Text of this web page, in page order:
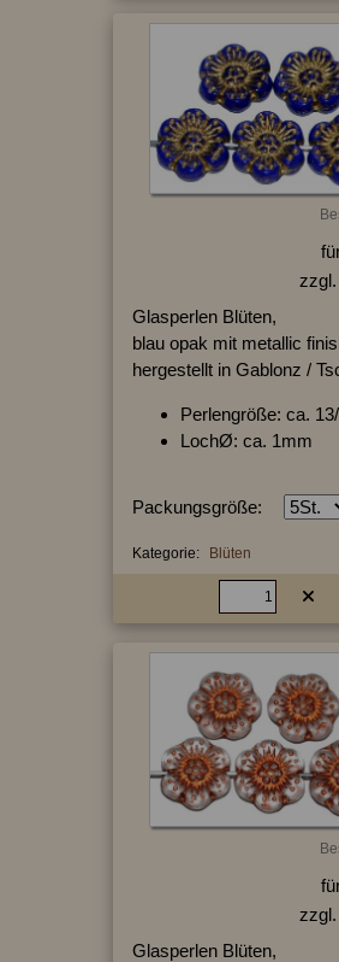
zzgl.
Glasperlen Blüten,
blau opak mit metallic
hergestellt in Gablonz /
Perlengröße: ca.
LochØ: ca. 1mm
Packungsgröße:
Kategorie: Blüten
zzgl.
Glasperlen Blüten,